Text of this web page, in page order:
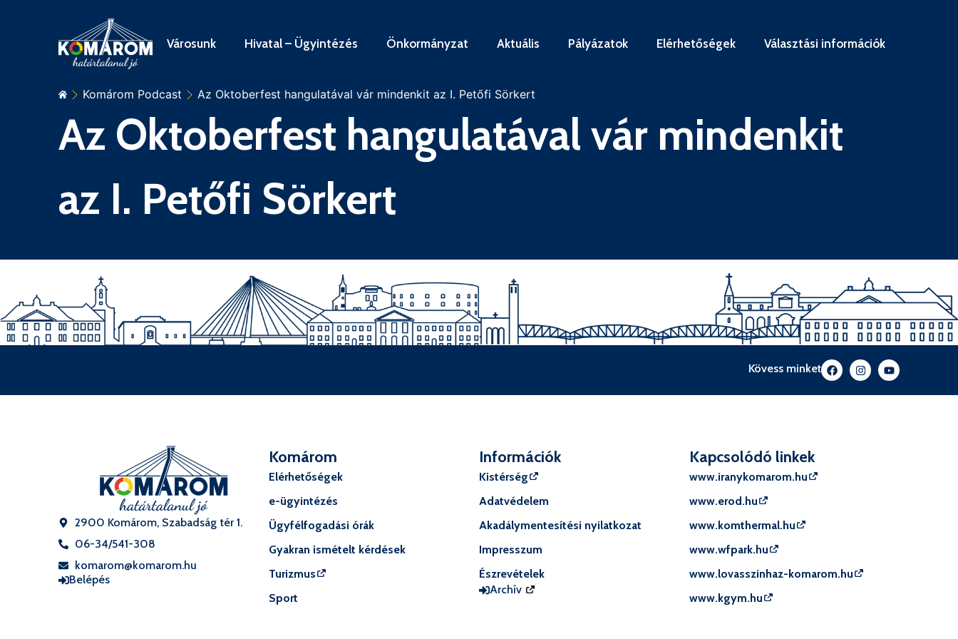
Városunk Hivatal – Ügyintézés Önkormányzat Aktuális Pályázatok Elérhetőségek Választási információk
Komárom Podcast Az Oktoberfest hangulatával vár mindenkit az I. Petőfi Sörkert
Az Oktoberfest hangulatával vár mindenkit
az I. Petőfi Sörkert
Kövess minket
2900 Komárom, Szabadság tér 1.
06-34/541-308
komarom@komarom.hu
Belépés
Komárom
Elérhetőségek
e-ügyintézés
Ügyfélfogadási órák
Gyakran ismételt kérdések
Turizmus
Sport
Információk
Kistérség
Adatvédelem
Akadálymentesítési nyilatkozat
Impresszum
Észrevételek
Archív
Kapcsolódó linkek
www.iranykomarom.hu
www.erod.hu
www.komthermal.hu
www.wfpark.hu
www.lovasszinhaz-komarom.hu
www.kgym.hu